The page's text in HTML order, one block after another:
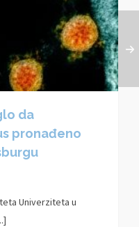
da
pronađeno
Univerziteta u